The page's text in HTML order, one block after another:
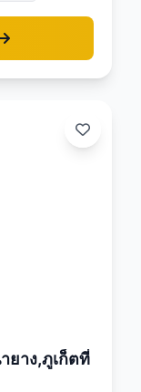
ยาง,ภูเก็ตที่